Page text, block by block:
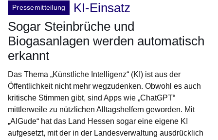
Pressemitteilung
KI-Einsatz
Sogar Steinbrüche und
Biogasanlagen werden automatisch
erkannt
Das Thema „Künstliche Intelligenz“ (KI) ist aus der
Öffentlichkeit nicht mehr wegzudenken. Obwohl es auch
kritische Stimmen gibt, sind Apps wie „ChatGPT“
mittlerweile zu nützlichen Alltagshelfern geworden. Mit
„AIGude“ hat das Land Hessen sogar eine eigene KI
aufgesetzt, mit der in der Landesverwaltung ausdrücklich